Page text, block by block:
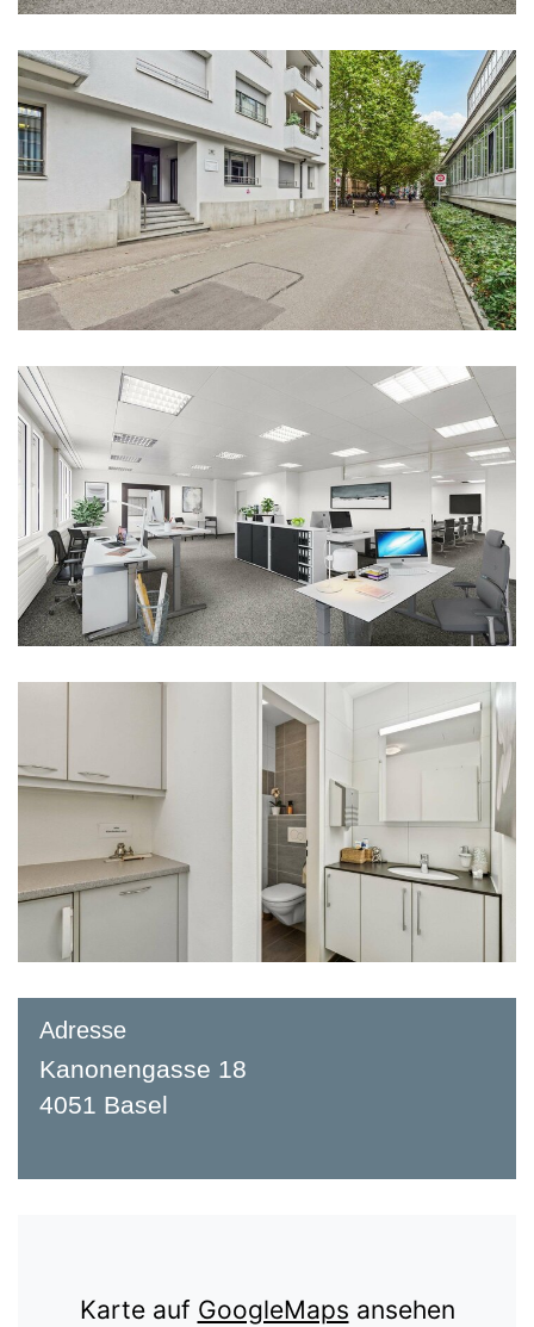
Adresse
Kanonengasse 18
4051 Basel
Karte auf GoogleMaps ansehen